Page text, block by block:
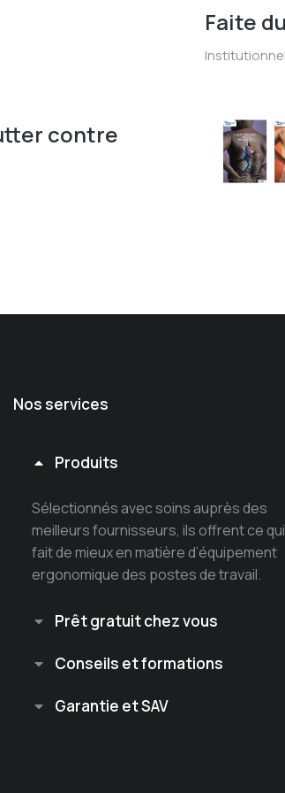
Faite
Institutionnel
contre
Nos services
Produits
Sélectionnés avec soins auprès des
meilleurs fournisseurs, ils offrent ce
fait de mieux en matière d’équipement
ergonomique des postes de travail.
Prêt gratuit chez vous
Conseils et formations
Garantie et SAV